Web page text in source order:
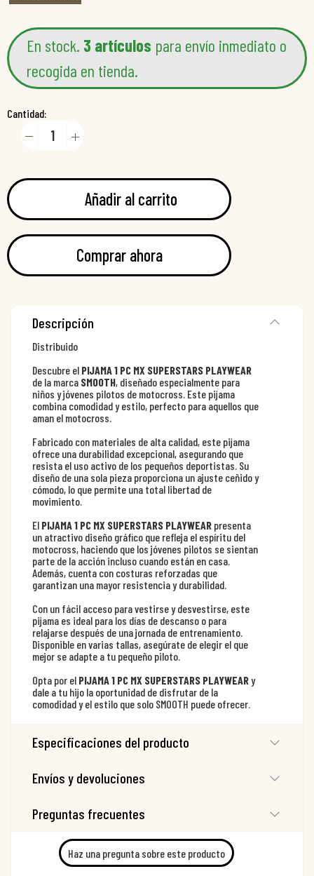
En stock. 3 artículos para envío inmediato o
recogida en tienda.
Cantidad:
Añadir al carrito
Comprar ahora
Descripción
Distribuido
Descubre el PIJAMA 1 PC MX SUPERSTARS PLAYWEAR
de la marca SMOOTH, diseñado especialmente para
niños y jóvenes pilotos de motocross. Este pijama
combina comodidad y estilo, perfecto para aquellos que
aman el motocross.
Fabricado con materiales de alta calidad, este pijama
ofrece una durabilidad excepcional, asegurando que
resista el uso activo de los pequeños deportistas. Su
diseño de una sola pieza proporciona un ajuste ceñido y
cómodo, lo que permite una total libertad de
movimiento.
El PIJAMA 1 PC MX SUPERSTARS PLAYWEAR presenta
un atractivo diseño gráfico que refleja el espíritu del
motocross, haciendo que los jóvenes pilotos se sientan
parte de la acción incluso cuando están en casa.
Además, cuenta con costuras reforzadas que
garantizan una mayor resistencia y durabilidad.
Con un fácil acceso para vestirse y desvestirse, este
pijama es ideal para los días de descanso o para
relajarse después de una jornada de entrenamiento.
Disponible en varias tallas, asegúrate de elegir el que
mejor se adapte a tu pequeño piloto.
Opta por el PIJAMA 1 PC MX SUPERSTARS PLAYWEARy
dale a tu hijo la oportunidad de disfrutar de la
comodidad y el estilo que solo SMOOTH puede ofrecer.
Especificaciones del producto
Envíos y devoluciones
Preguntas frecuentes
Haz una pregunta sobre este producto